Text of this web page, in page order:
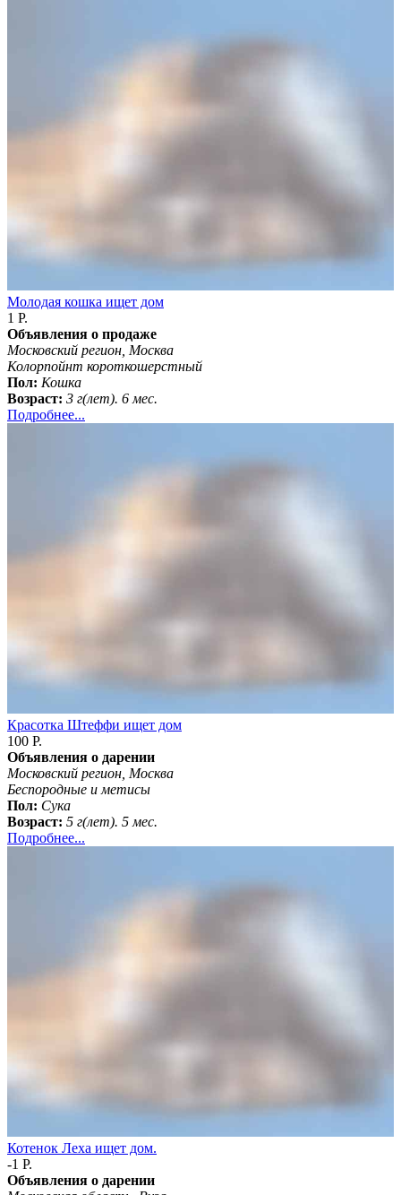
Молодая кошка ищет дом
1 Р.
Объявления о продаже
Московский регион, Москва
Колорпойнт короткошерстный
Пол: Кошка
Возраст: 3 г(лет). 6 мес.
Подробнее...
Красотка Штеффи ищет дом
100 Р.
Объявления о дарении
Московский регион, Москва
Бeспородные и метисы
Пол: Сука
Возраст: 5 г(лет). 5 мес.
Подробнее...
Котенок Леха ищет дом.
-1 Р.
Объявления о дарении